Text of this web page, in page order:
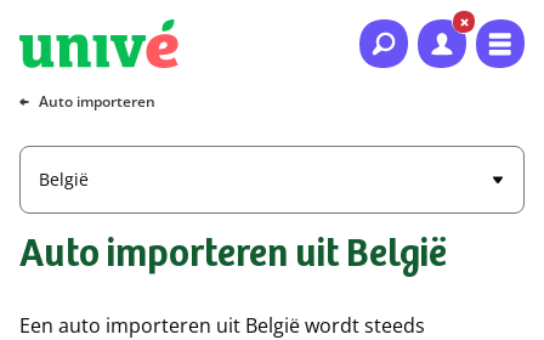
Naar hoofdinhoud
Naar hoofdnavigatie
Naar footer
Auto importeren
België
Auto importeren uit België
Een auto importeren uit België wordt steeds